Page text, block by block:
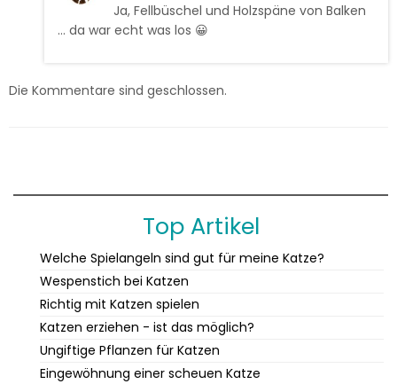
Ja, Fellbüschel und Holzspäne von Balken
… da war echt was los 😀
Die Kommentare sind geschlossen.
Top Artikel
Welche Spielangeln sind gut für meine Katze?
Wespenstich bei Katzen
Richtig mit Katzen spielen
Katzen erziehen - ist das möglich?
Ungiftige Pflanzen für Katzen
Eingewöhnung einer scheuen Katze